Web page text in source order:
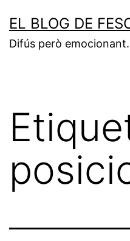
contingut
EL BLOG DE
Difús però